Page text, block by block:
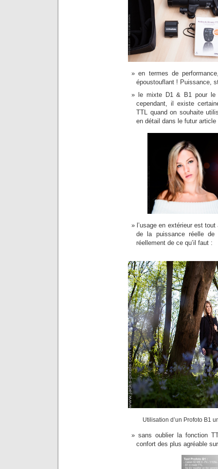
en termes de
époustouflant ! Puissance,
le mixte D1 & B1 pour
cependant, il existe
TTL quand on souhaite
en détail dans le futur
l’usage en extérieur est
de la puissance réelle
réellement de ce qu’il faut :
Utilisation d’un Profoto B1
sans oublier la fonction
confort des plus agréable